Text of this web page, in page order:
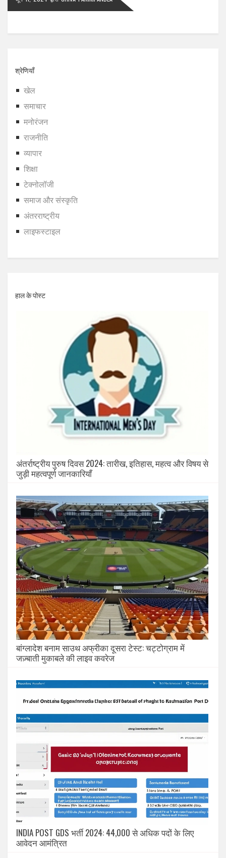
श्रेणियाँ
खेल
समाचार
मनोरंजन
राजनीति
व्यापार
शिक्षा
टेक्नोलॉजी
समाज और संस्कृति
अंतरराष्ट्रीय
लाइफस्टाइल
हाल के पोस्ट
अंतर्राष्ट्रीय पुरुष दिवस 2024: तारीख, इतिहास, महत्व और विषय से
जुड़ी महत्वपूर्ण जानकारियाँ
बांग्लादेश बनाम साउथ अफ्रीका दूसरा टेस्ट: चट्टोग्राम में
जज़्बाती मुकाबले की लाइव कवरेज
INDIA POST GDS भर्ती 2024: 44,000 से अधिक पदों के लिए
आवेदन आमंत्रित